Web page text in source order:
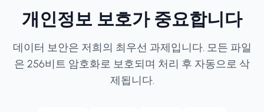
개인정보 보호가 중요합니다
데이터 보안은 저희의 최우선 과제입니다. 모든 파일
은 256비트 암호화로 보호되며 처리 후 자동으로 삭
제됩니다.